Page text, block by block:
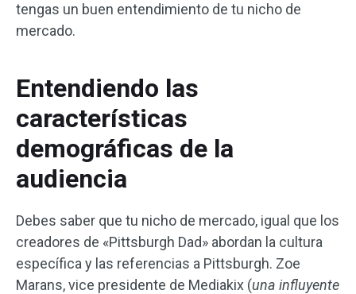
tengas un buen entendimiento de tu nicho de
mercado.
Entendiendo las
características
demográficas de la
audiencia
Debes saber que tu nicho de mercado, igual que los
creadores de «Pittsburgh Dad» abordan la cultura
específica y las referencias a Pittsburgh. Zoe
Marans, vice presidente de Mediakix (una influyente